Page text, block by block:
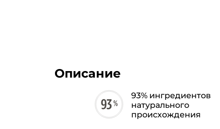
Описание
93% ингредиентов
натурального
происхождения